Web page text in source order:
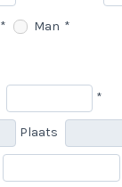
* Man *
*
Plaats